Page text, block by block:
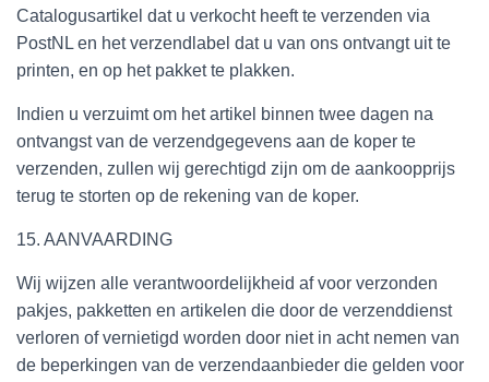
Catalogusartikel dat u verkocht heeft te verzenden via
PostNL en het verzendlabel dat u van ons ontvangt uit te
printen, en op het pakket te plakken.
Indien u verzuimt om het artikel binnen twee dagen na
ontvangst van de verzendgegevens aan de koper te
verzenden, zullen wij gerechtigd zijn om de aankoopprijs
terug te storten op de rekening van de koper.
15. AANVAARDING
Wij wijzen alle verantwoordelijkheid af voor verzonden
pakjes, pakketten en artikelen die door de verzenddienst
verloren of vernietigd worden door niet in acht nemen van
de beperkingen van de verzendaanbieder die gelden voor